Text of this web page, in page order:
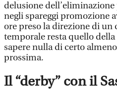
delusione
negli spareggi promozione
ore preso la direzione di un
temporale resta quello
sapere nulla di certo
prossima.
Il “derby” con il